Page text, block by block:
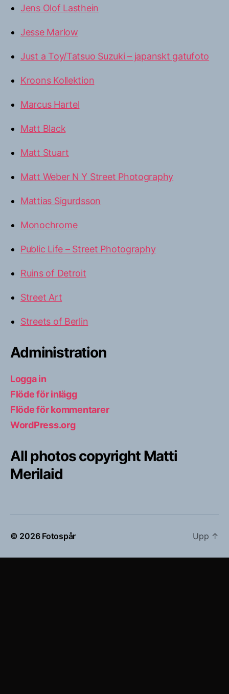
Jens Olof Lasthein
Jesse Marlow
Just a Toy/Tatsuo Suzuki – japanskt gatufoto
Kroons Kollektion
Marcus Hartel
Matt Black
Matt Stuart
Matt Weber N Y Street Photography
Mattias Sigurdsson
Monochrome
Public Life – Street Photography
Ruins of Detroit
Street Art
Streets of Berlin
Administration
Logga in
Flöde för inlägg
Flöde för kommentarer
WordPress.org
All photos copyright Matti
Merilaid
© 2026 Fotospår Upp ↑